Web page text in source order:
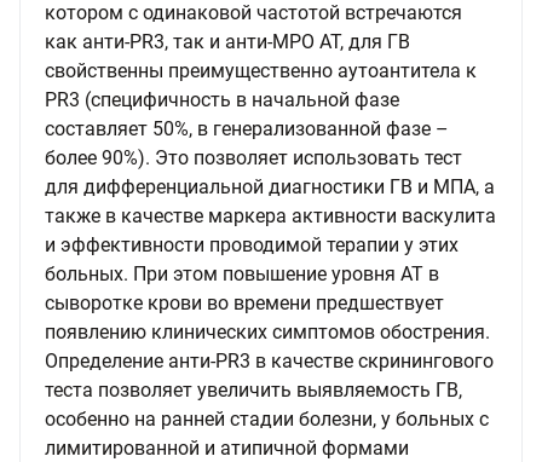
котором с одинаковой частотой встречаются
как aнти-PR3, так и анти-МРО AT, для ГВ
свойственны преимущественно аутоантитела к
PR3 (специфичность в начальной фазе
составляет 50%, в генерализованной фазе –
более 90%). Это позволяет использовать тест
для дифференциальной диагностики ГВ и МПА, а
также в качестве маркера активности васкулита
и эффективности проводимой терапии у этих
больных. При этом повышение уровня AT в
сыворотке крови во времени предшествует
появлению клинических симптомов обострения.
Определение aнти-PR3 в качестве скринингового
теста позволяет увеличить выявляемость ГВ,
особенно на ранней стадии болезни, у больных с
лимитированной и атипичной формами